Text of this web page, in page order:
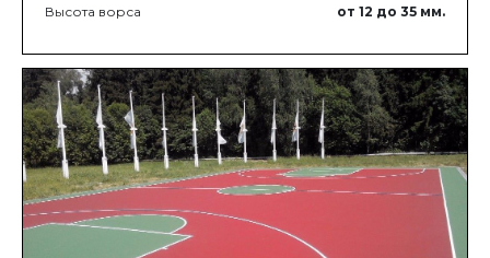
Высота ворса
от 12 до 35 мм.